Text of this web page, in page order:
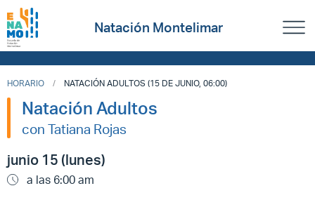
Natación Montelimar
HORARIO NATACIÓN ADULTOS (15 DE JUNIO, 06:00)
Natación Adultos
con Tatiana Rojas
junio 15 (lunes)
a las 6:00 am